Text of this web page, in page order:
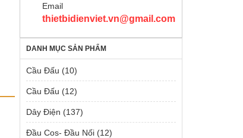
Email
thietbidienviet.vn@gmail.com
DANH MỤC SẢN PHẨM
Cầu Đấu (10)
Cầu Đấu (12)
Dây Điện (137)
Đầu Cos- Đầu Nối (12)